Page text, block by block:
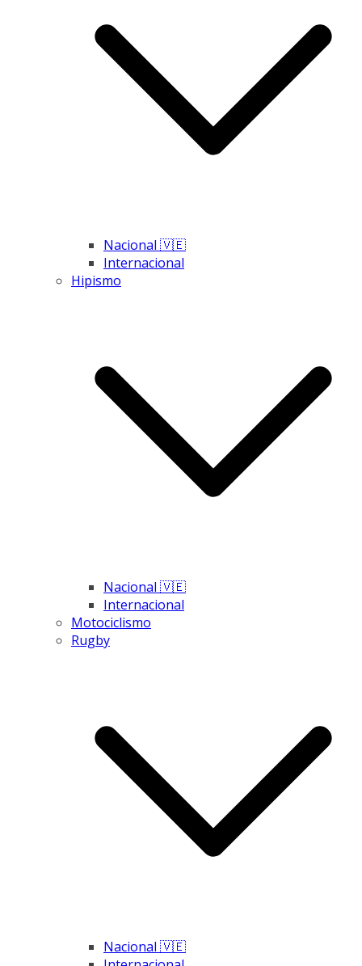
Nacional 🇻🇪
Internacional
Hipismo
Nacional 🇻🇪
Internacional
Motociclismo
Rugby
Nacional 🇻🇪